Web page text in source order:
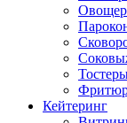
Кейтеринг